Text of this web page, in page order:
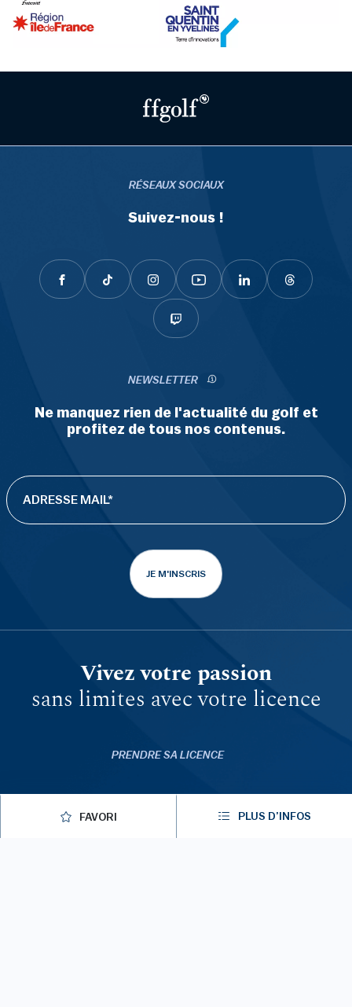
FAVORI PLUS D’INFOS
RÉSEAUX SOCIAUX
Suivez-nous !
NEWSLETTER
Ne manquez rien de l'actualité du golf et
profitez de tous nos contenus.
JE M'INSCRIS
Vivez votre passion
sans limites avec votre licence
PRENDRE SA LICENCE